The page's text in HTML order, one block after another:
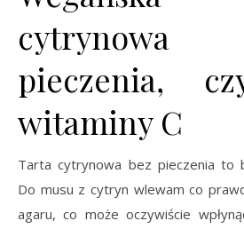
pieczenia,
witaminy C
Tarta cytrynowa bez pieczenia to
Do musu z cytryn wlewam co
agaru, co może oczywiście